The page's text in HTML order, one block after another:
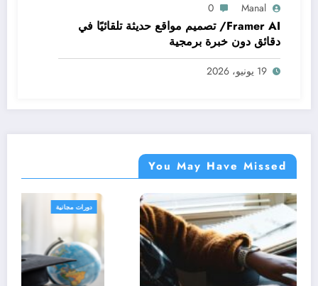
Manal
0
Framer AI/ تصميم مواقع حديثة تلقائيًا في
دقائق دون خبرة برمجية
19 يونيو، 2026
You May Have Missed
دورات مجانية